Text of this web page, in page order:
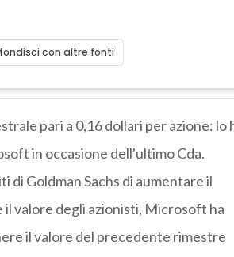
con altre fonti
pari a 0,16 dollari per azione: lo
in occasione dell'ultimo Cda.
Goldman Sachs di aumentare il
valore degli azionisti, Microsoft ha
il valore del precedente rimestre